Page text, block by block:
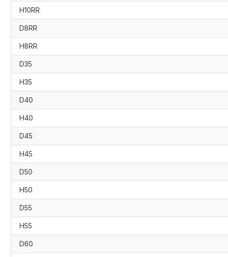
H10RR
D8RR
H8RR
D35
H35
D40
H40
D45
H45
D50
H50
D55
H55
D60